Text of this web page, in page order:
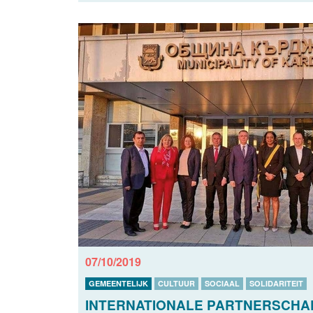
07/10/2019
GEMEENTELIJK CULTUUR SOCIAAL SOLIDARITEIT
INTERNATIONALE